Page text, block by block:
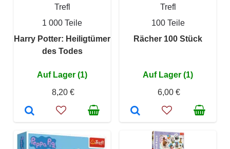
Trefl
1 000 Teile
Harry Potter: Heiligtümer
des Todes
Auf Lager (1)
8,20 €
Trefl
100 Teile
Rächer 100 Stück
Auf Lager (1)
6,00 €